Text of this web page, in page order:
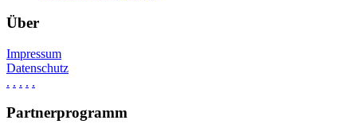
Über
Impressum
Datenschutz
. . . . .
Partnerprogramm